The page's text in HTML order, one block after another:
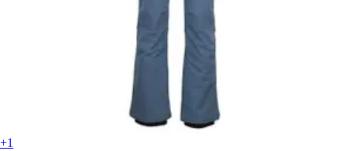
+1